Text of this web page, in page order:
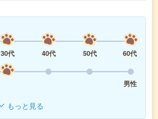
30代 40代 50代
60代
男性
もっと見る